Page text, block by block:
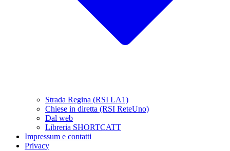
Strada Regina (RSI LA1)
Chiese in diretta (RSI ReteUno)
Dal web
Libreria SHORTCATT
Impressum e contatti
Privacy